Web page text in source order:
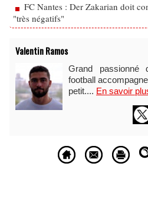
FC Nantes : Der Zakarian doit
"très négatifs"
Valentin Ramos
Grand
football
petit.... En savoir